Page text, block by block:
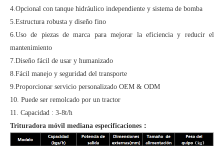
4.Opcional con tanque hidráulico independiente y sistema de bomba
5.Estructura robusta y diseño fino
6.Uso de piezas de marca para mejorar la eficiencia y reducir el
mantenimiento
7.Diseño fácil de usar y humanizado
8.Fácil manejo y seguridad del transporte
9.Proporcionar servicio personalizado OEM & ODM
10. Puede ser remolcado por un tractor
11. Capacidad : 3-8t/h
Trituradora móvil mediana especificaciones：